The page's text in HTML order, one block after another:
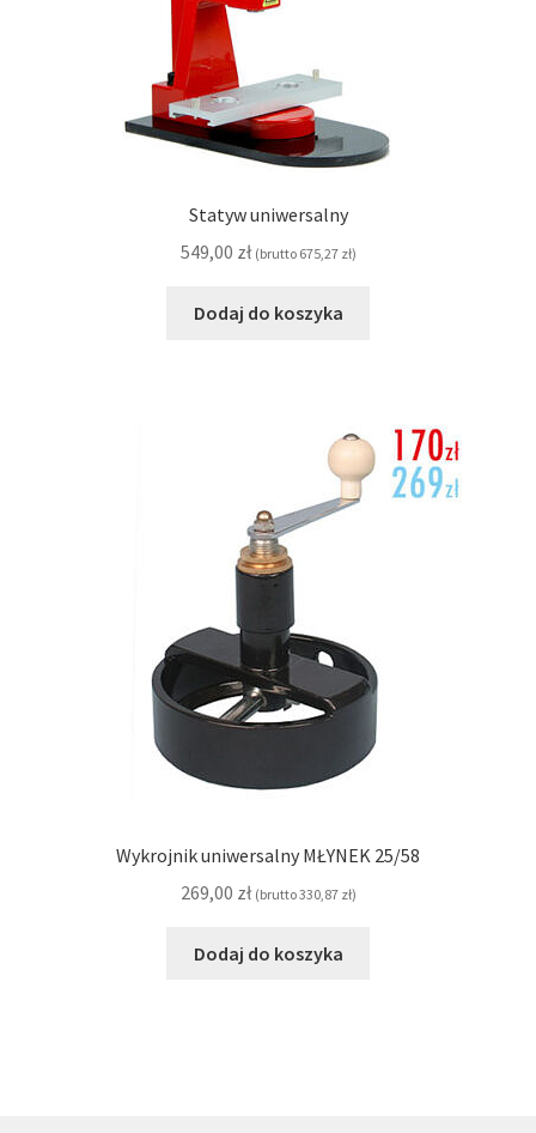
Statyw uniwersalny
549,00 zł (brutto 675,27 zł)
Dodaj do koszyka
Wykrojnik uniwersalny MŁYNEK 25/58
269,00 zł (brutto330,87 zł)
Dodaj do koszyka